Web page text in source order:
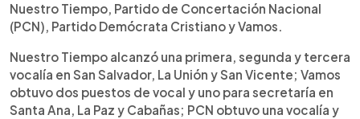
Nuestro Tiempo, Partido de Concertación Nacional
(PCN), Partido Demócrata Cristiano y Vamos.
Nuestro Tiempo alcanzó una primera, segunda y tercera
vocalía en San Salvador, La Unión y San Vicente; Vamos
obtuvo dos puestos de vocal y uno para secretaría en
Santa Ana, La Paz y Cabañas; PCN obtuvo una vocalía y